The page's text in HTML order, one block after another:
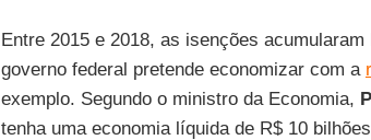
Entre 2015 e 2018, as isenções
governo federal pretende economizar com a
exemplo. Segundo o ministro da Economia,
tenha uma economia líquida de R$ 10